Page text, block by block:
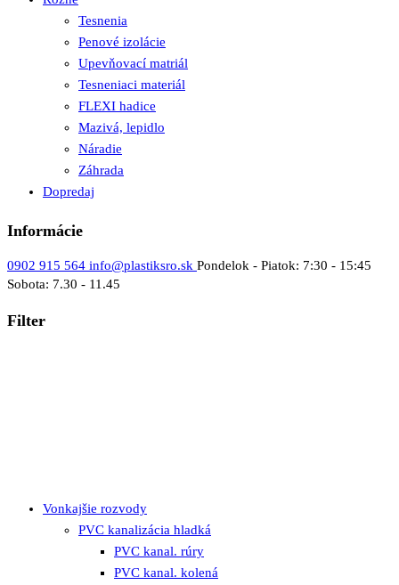
Tesnenia
Penové izolácie
Upevňovací matriál
Tesneniaci materiál
FLEXI hadice
Mazivá, lepidlo
Náradie
Záhrada
Dopredaj
Informácie
0902 915 564 info@plastiksro.sk Pondelok - Piatok: 7:30 - 15:45
Sobota: 7.30 - 11.45
Filter
Vonkajšie rozvody
PVC kanalizácia hladká
PVC kanal. rúry
PVC kanal. kolená